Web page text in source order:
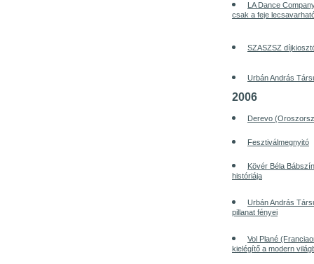
LA Dance
csak a feje
SZASZSZ
Urbán András
2006
Derevo
Fesztiválmegnyitó
Kövér Béla
históriája
Urbán András
pillanat fényei
Vol Plané
kielégítő a modern